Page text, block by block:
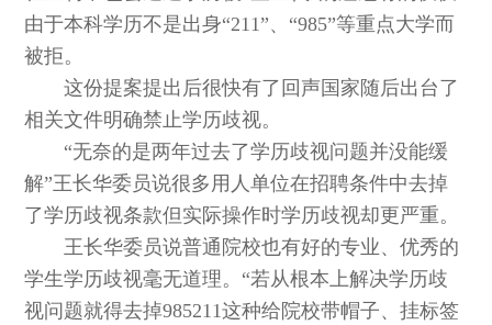
由于本科学历不是出身“211”、“985”等重点大学而
被拒。
这份提案提出后很快有了回声国家随后出台了
相关文件明确禁止学历歧视。
“无奈的是两年过去了学历歧视问题并没能缓
解”王长华委员说很多用人单位在招聘条件中去掉
了学历歧视条款但实际操作时学历歧视却更严重。
王长华委员说普通院校也有好的专业、优秀的
学生学历歧视毫无道理。“若从根本上解决学历歧
视问题就得去掉985211这种给院校带帽子、挂标签